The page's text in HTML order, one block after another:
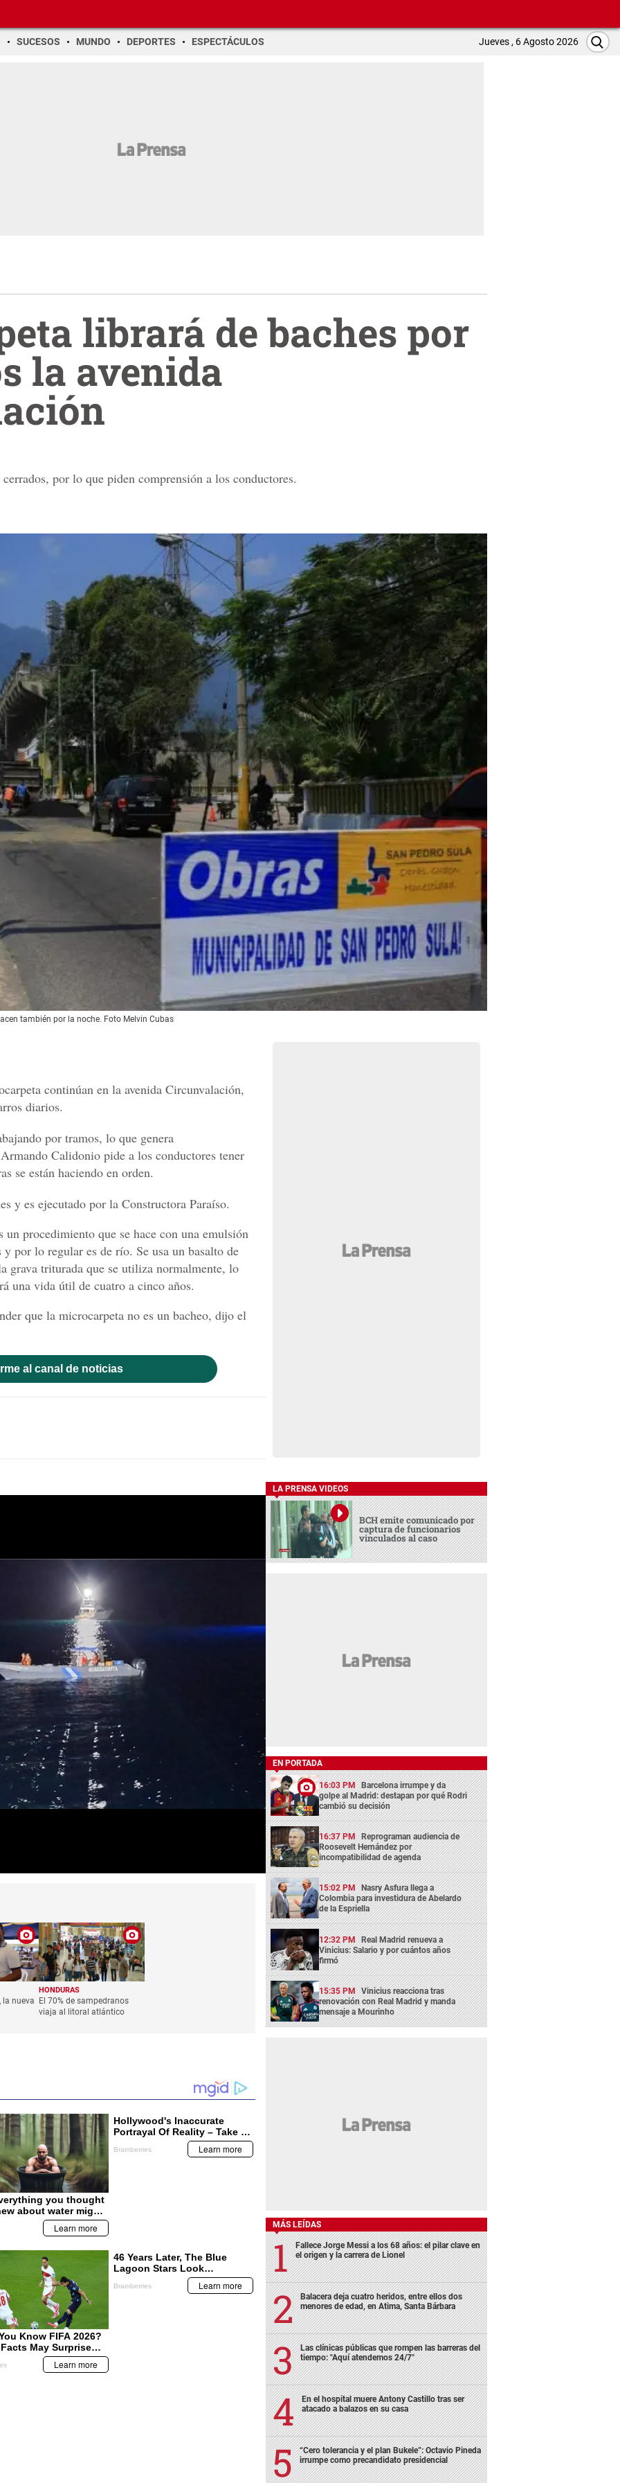
SUCESOS MUNDO DEPORTES ESPECTÁCULOS Jueves , 6 Agosto 2026
librará de baches por
la avenida
por lo que piden comprensión a los conductores.
también por la noche. Foto Melvin Cubas
continúan en la avenida Circunvalación,
diarios.
por tramos, lo que genera
Calidonio pide a los conductores tener
se están haciendo en orden.
y es ejecutado por la Constructora Paraíso.
procedimiento que se hace con una emulsión
por lo regular es de río. Se usa un basalto de
grava triturada que se utiliza normalmente, lo
una vida útil de cuatro a cinco años.
que la microcarpeta no es un bacheo, dijo el
al canal de noticias
la nueva
HONDURAS
El 70% de sampedranos
viaja al litoral atlántico
LA PRENSA VIDEOS
BCH emite comunicado por
captura de funcionarios
vinculados al caso
EN PORTADA
16:03 PM Barcelona irrumpe y da
golpe al Madrid: destapan por qué Rodri
cambió su decisión
16:37 PM Reprograman audiencia de
Roosevelt Hernández por
incompatibilidad de agenda
15:02 PM Nasry Asfura llega a
Colombia para investidura de Abelardo
de la Espriella
12:32 PM Real Madrid renueva a
Vinicius: Salario y por cuántos años
firmó
15:35 PM Vinicius reacciona tras
renovación con Real Madrid y manda
mensaje a Mourinho
MÁS LEÍDAS
Fallece Jorge Messi a los 68 años: el pilar clave en
el origen y la carrera de Lionel
Balacera deja cuatro heridos, entre ellos dos
menores de edad, en Atima, Santa Bárbara
Las clínicas públicas que rompen las barreras del
tiempo: "Aquí atendemos 24/7"
En el hospital muere Antony Castillo tras ser
atacado a balazos en su casa
“Cero tolerancia y el plan Bukele”: Octavio Pineda
irrumpe como precandidato presidencial